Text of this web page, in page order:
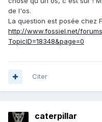
de l'os.
La question est posée chez
http://www.fossiel.net/
TopicID=18348&page=0
Citer
caterpillar